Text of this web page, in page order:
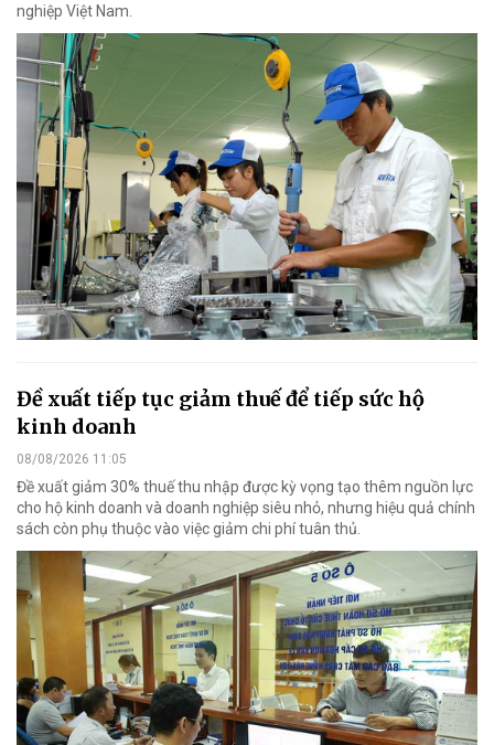
nghiệp Việt Nam.
Đề xuất tiếp tục giảm thuế để tiếp sức hộ
kinh doanh
08/08/2026 11:05
Đề xuất giảm 30% thuế thu nhập được kỳ vọng tạo thêm nguồn lực
cho hộ kinh doanh và doanh nghiệp siêu nhỏ, nhưng hiệu quả chính
sách còn phụ thuộc vào việc giảm chi phí tuân thủ.